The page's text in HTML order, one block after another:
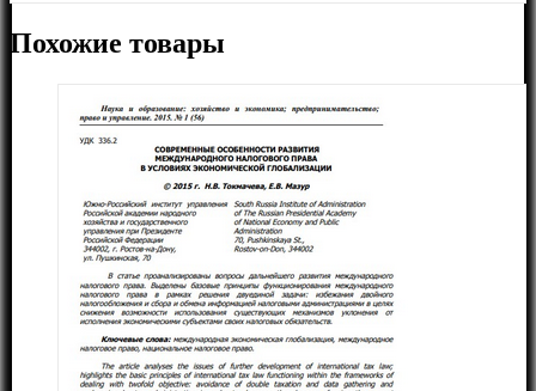
Похожие товары